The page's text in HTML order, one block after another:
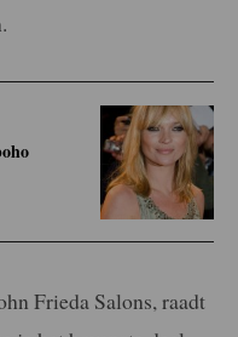
Frieda Salons, raadt